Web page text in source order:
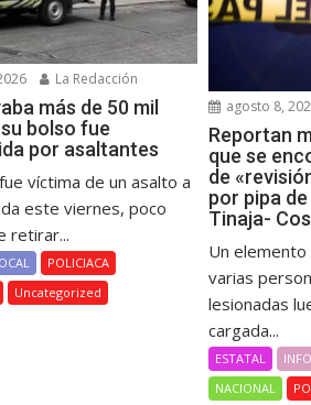
La Redacción
más de 50 mil
bolso fue
por asaltantes
víctima de un asalto a
este viernes, poco
retirar...
POLICIACA
Uncategorized
agosto 8,
Reportan
que se
de
por pipa
Tinaja-
Un
varias
lesionadas
cargada...
ESTATAL
NACIONAL